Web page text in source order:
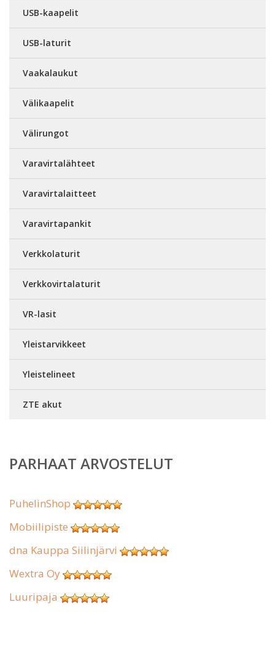
USB-kaapelit
USB-laturit
Vaakalaukut
Välikaapelit
Välirungot
Varavirtalähteet
Varavirtalaitteet
Varavirtapankit
Verkkolaturit
Verkkovirtalaturit
VR-lasit
Yleistarvikkeet
Yleistelineet
ZTE akut
PARHAAT ARVOSTELUT
PuhelinShop
Mobiilipiste
dna Kauppa Siilinjärvi
Wextra Oy
Luuripaja